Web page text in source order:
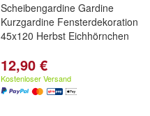
Scheibengardine Gardine
Kurzgardine Fensterdekoration
45x120 Herbst Eichhörnchen
12,90 €
Kostenloser Versand